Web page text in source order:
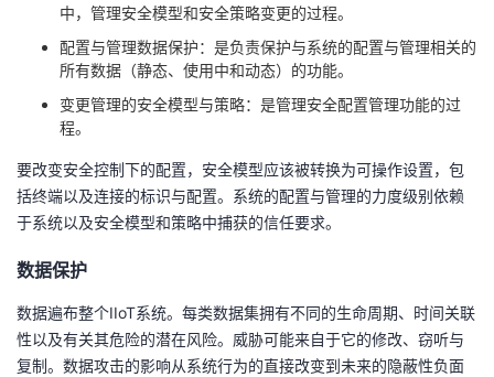
中，管理安全模型和安全策略变更的过程。
配置与管理数据保护：是负责保护与系统的配置与管理相关的
所有数据（静态、使用中和动态）的功能。
变更管理的安全模型与策略：是管理安全配置管理功能的过
程。
要改变安全控制下的配置，安全模型应该被转换为可操作设置，包
括终端以及连接的标识与配置。系统的配置与管理的力度级别依赖
于系统以及安全模型和策略中捕获的信任要求。
数据保护
数据遍布整个IIoT系统。每类数据集拥有不同的生命周期、时间关联
性以及有关其危险的潜在风险。威胁可能来自于它的修改、窃听与
复制。数据攻击的影响从系统行为的直接改变到未来的隐蔽性负面